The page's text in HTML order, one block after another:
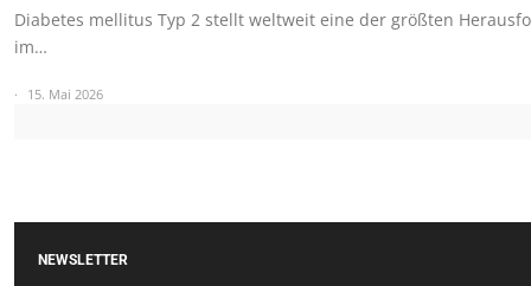
Diabetes mellitus Typ 2 stellt weltweit eine der größten
im…
15. Mai 2026
NEWSLETTER